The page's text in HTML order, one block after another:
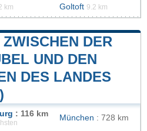
km Goltoft 9.2 km
DER
UND DEN
DES LANDES
: 116 km München : 728 km